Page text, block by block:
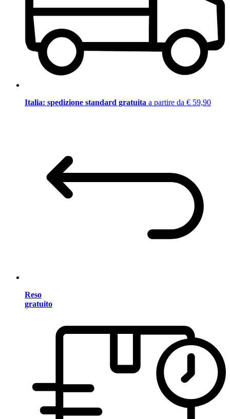
Italia: spedizione standard gratuita a partire da € 59,90
Reso
gratuito